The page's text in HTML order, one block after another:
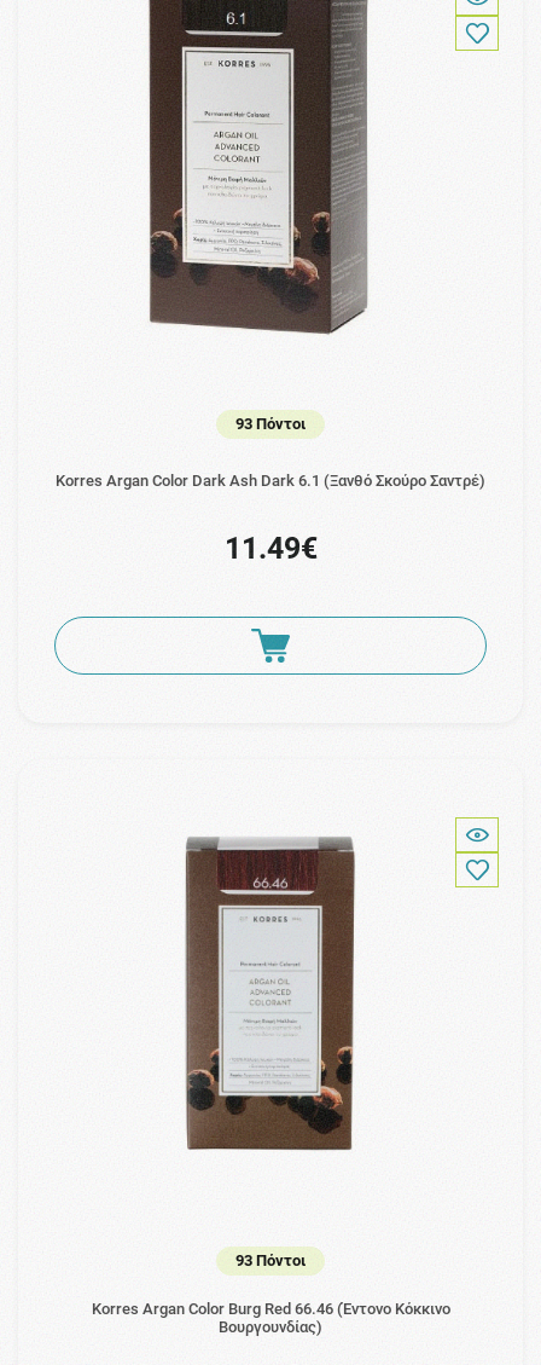
93 Πόντοι
Korres Argan Color Dark Ash Dark 6.1 (Ξανθό Σκούρο Σαντρέ)
11.49€
93 Πόντοι
Korres Argan Color Burg Red 66.46 (Έντονο Κόκκινο
Βουργουνδίας)